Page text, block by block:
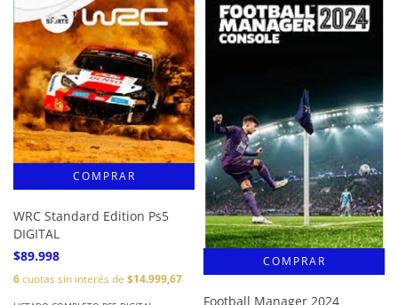
WRC Standard Edition Ps5
DIGITAL
$89.998
6cuotas sin interés de $14.999,67
Football Manager 2024